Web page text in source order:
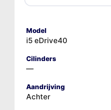
Model
i5 eDrive40
Cilinders
—
Aandrijving
Achter